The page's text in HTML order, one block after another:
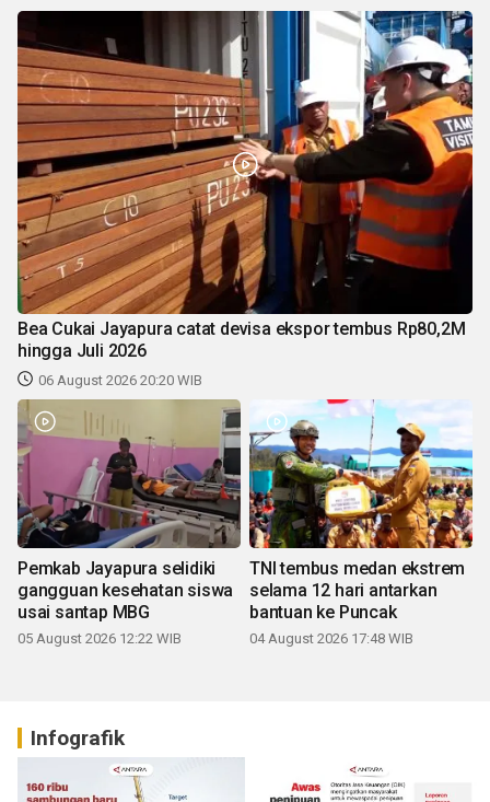
Bea Cukai Jayapura catat devisa ekspor tembus Rp80,2M
hingga Juli 2026
06 August 2026 20:20 WIB
Pemkab Jayapura selidiki
gangguan kesehatan siswa
usai santap MBG
05 August 2026 12:22 WIB
TNI tembus medan ekstrem
selama 12 hari antarkan
bantuan ke Puncak
04 August 2026 17:48 WIB
Infografik